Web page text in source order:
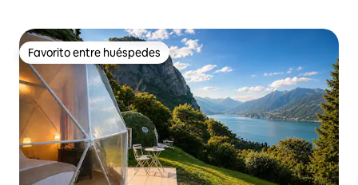
Favorito entre huéspedes
Favorito entre huéspedes